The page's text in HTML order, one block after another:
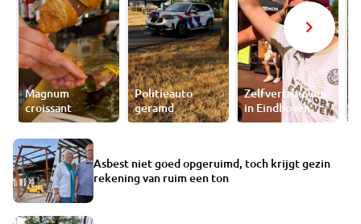
Magnum
croissant
Politieauto
geramd
Zelfvertrouwen
in Eindhoven
Asbest niet goed opgeruimd, toch krijgt gezin
rekening van ruim een ton